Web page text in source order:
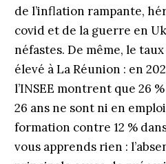
de l’inflation rampante,
covid et de la guerre en
néfastes. De même, le
élevé à La Réunion : en
l’INSEE montrent que 26
26 ans ne sont ni en
formation contre 12 %
vous apprends rien :